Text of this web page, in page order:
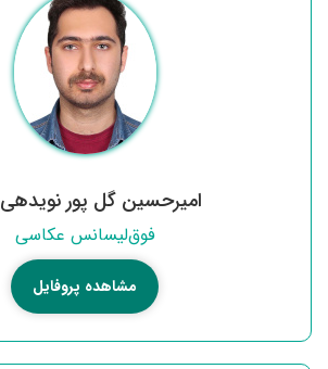
امیرحسین گل پور نویدهی
فوق‌لیسانس عکاسی
مشاهده پروفایل